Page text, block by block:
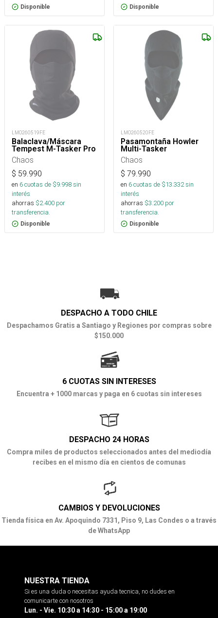
Disponible Disponible
LMO260519FE
Balaclava/Máscara
Tempest M-Tasker Pro
Chaos
$ 59.990
en 6cuotas de $9.998sin
interés
ahorras $2.400 por
transferencia.
Disponible
LMO260520FE
Pasamontaña Howler
Multi-Tasker
Chaos
$ 79.990
en 6cuotas de $13.332sin
interés
ahorras $3.200 por
transferencia.
Disponible
DESPACHO A TODO CHILE
Despachamos Gratis a Santiago y Regiones por compras sobre
$150.000
6 CUOTAS SIN INTERESES
Encuentra + 1000 marcas y paga en 6 cuotas sin intereses
DESPACHO 24 HORAS
Compra miles de productos seleccionados antes del mediodía
recibes en el mismo día en cientos de comunas
CAMBIOS Y DEVOLUCIONES
Tienda física en Av. Apoquindo 7331, Piso 9, Las Condes o a través
de WhatsApp
NUESTRA TIENDA
Si es una duda o necesitas ayuda tecnica, no dudes en
comunicarte con nosotros
Lun. - Vie. 10:30 a 14:30 - 15:00 a 19:00